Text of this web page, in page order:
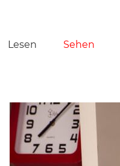
Navigation
Lesen Sehen